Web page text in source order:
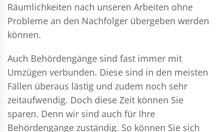
Räumlichkeiten nach unseren Arbeiten ohne
Probleme an den Nachfolger übergeben werden
können.
Auch Behördengänge sind fast immer mit
Umzügen verbunden. Diese sind in den meisten
Fällen überaus lästig und zudem noch sehr
zeitaufwendig. Doch diese Zeit können Sie
sparen. Denn wir sind auch für Ihre
Behördengänge zuständig. So können Sie sich